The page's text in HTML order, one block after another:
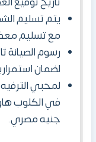
يتم تسليم
مع تسليم
رسوم الصيانة
لضمان
لمحبي
في الكلوب
جنيه مصري.